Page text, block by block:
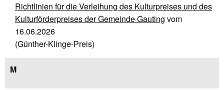
Richtlinien für die Verleihung des Kulturpreises und des
Kulturförderpreises der Gemeinde Gauting vom
16.06.2026
(Günther-Klinge-Preis)
M